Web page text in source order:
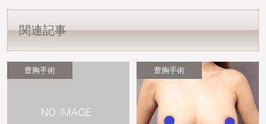
関連記事
豊胸手術 豊胸手術